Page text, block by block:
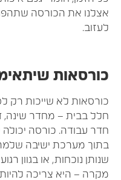
את הכורסה שתהפוך
שיתאימו
לא שייכות רק
בבית – מחדר שינה, דרך
עבודה. כורסה יכולה
מערכת ישיבה שלמה.
נוכחות, או בגוון
– היא צריכה להיות